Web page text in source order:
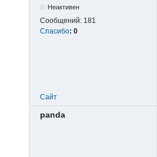
Неактивен
Сообщений: 181
Спасибо: 0
Сайт
panda